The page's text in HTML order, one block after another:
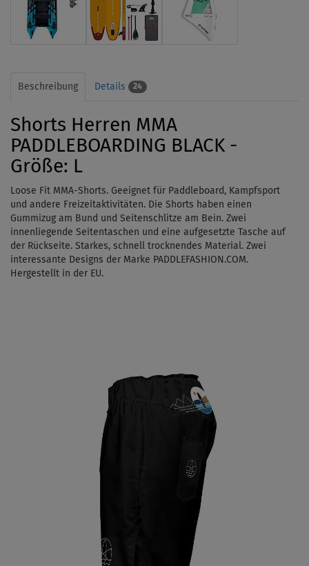
Beschreibung Details 24
Shorts Herren MMA
PADDLEBOARDING BLACK -
Größe: L
Loose Fit MMA-Shorts. Geeignet für Paddleboard, Kampfsport
und andere Freizeitaktivitäten. Die Shorts haben einen
Gummizug am Bund und Seitenschlitze am Bein. Zwei
innenliegende Seitentaschen und eine aufgesetzte Tasche auf
der Rückseite. Starkes, schnell trocknendes Material. Zwei
interessante Designs der Marke PADDLEFASHION.COM.
Hergestellt in der EU.